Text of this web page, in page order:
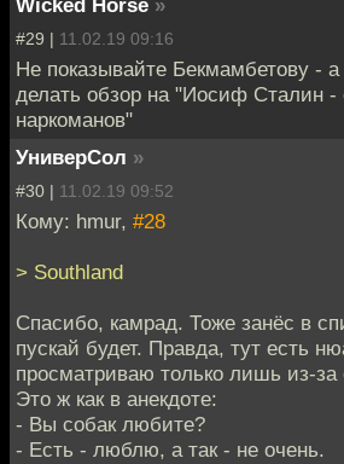
Wicked Horse »
#29 | 11.02.19 09:16
Не показывайте Бекмамбетову - а
делать обзор на "Иосиф Сталин -
наркоманов"
УниверСол »
#30 | 11.02.19 09:52
Кому: hmur, #28
> Southland
Спасибо, камрад. Тоже занёс в
пускай будет. Правда, тут есть
просматриваю только лишь из-за
Это ж как в анекдоте:
- Вы собак любите?
- Есть - люблю, а так - не очень.